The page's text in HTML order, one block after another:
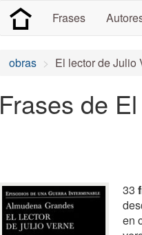
Frases
obras El lector de Julio
Frases de
33
en